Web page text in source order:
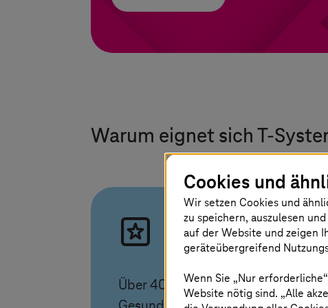
Warum eignet sich T-
Bewährte
Health-Expertise
Über 40 Jahre Erfahrung im
Cookies und
Wir setzen Cookies und
zu speichern, auszulesen
auf der Website und zeigen
geräteübergreifend
Wenn Sie „Nur
Website nötig sind. „Alle